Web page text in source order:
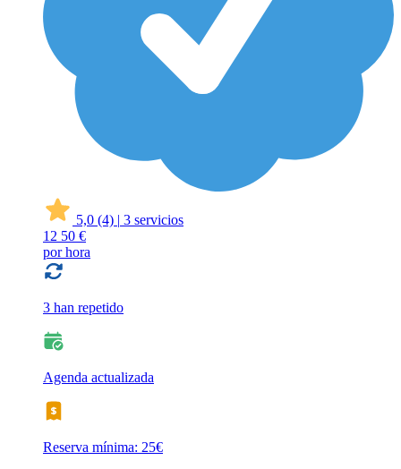
5,0 (4) | 3 servicios
12 50 €
por hora
3 han repetido
Agenda actualizada
Reserva mínima: 25€